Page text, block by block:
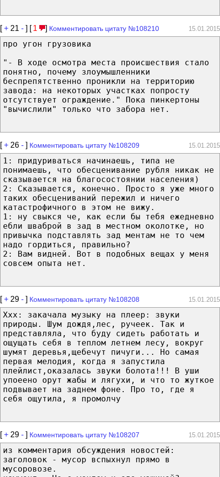
[+ 21 - ] [ 1 ] Комментировать цитату №108210 15.01.2015
про угон грузовика
"- В ходе осмотра места происшествия стало
понятно, почему злоумышленники
беспрепятственно проникли на территорию
завода: на некоторых участках попросту
отсутствует ограждение." Пока пинкертоны
"вычислили" только что забора нет.
[+ 26 - ] Комментировать цитату №108209 15.01.2015
1: придуриваться начинаешь, типа не
понимаешь, что обесценивание рубля никак не
сказывается на благосостоянии населения)
2: Сказывается, конечно. Просто я уже много
таких обесцениваний пережил и ничего
катастрофичного в этом не вижу.
1: ну свыкся че, как если бы тебя ежедневно
ебли шваброй в зад в местном околотке, но
привычка подставлять зад ментам не то чем
надо гордиться, правильно?
2: Вам видней. Вот в подобных вещах у меня
совсем опыта нет.
[+ 29 - ] Комментировать цитату №108208 15.01.2015
Ххх: закачала музыку на плеер: звуки
природы. Шум дождя,лес, ручеек. Так и
представляла, что буду сидеть работать и
ощущать себя в теплом летнем лесу, вокруг
шумят деревья,щебечут пичуги... Но самая
первая мелодия, когда я запустила
плейлист,оказалась звуки болота!!! В уши
упоеено орут жабы и лягухи, и что то жуткое
подвывает на заднем фоне. Про то, где я
себя ощутила, я промолчу
[+ 29 - ] Комментировать цитату №108207 15.01.2015
из комментария обсуждения новостей:
заголовок - мусор вспыхнул прямо в
мусоровозе.